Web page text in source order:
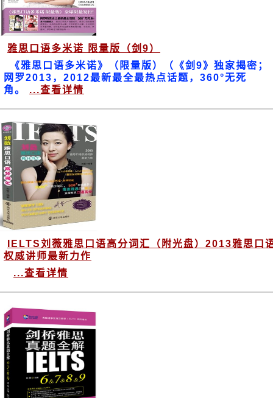
雅思口语多米诺 限量版（剑9）
《雅思口语多米诺》（限量版）（《剑9》独家揭密；
网罗2013，2012最新最全最热点话题，360°无死
角。
...查看详情
IELTS刘薇雅思口语高分词汇（附光盘）2013雅思口
权威讲师最新力作
...查看详情